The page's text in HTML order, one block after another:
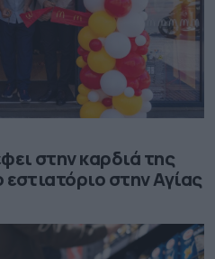
στην καρδιά της
στην Αγίας